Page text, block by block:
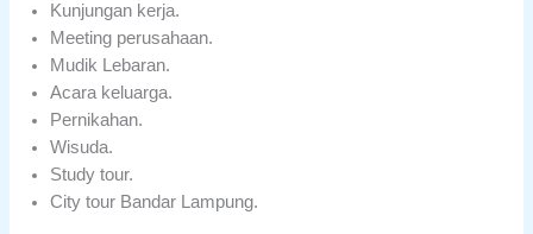
Kunjungan kerja.
Meeting perusahaan.
Mudik Lebaran.
Acara keluarga.
Pernikahan.
Wisuda.
Study tour.
City tour Bandar Lampung.